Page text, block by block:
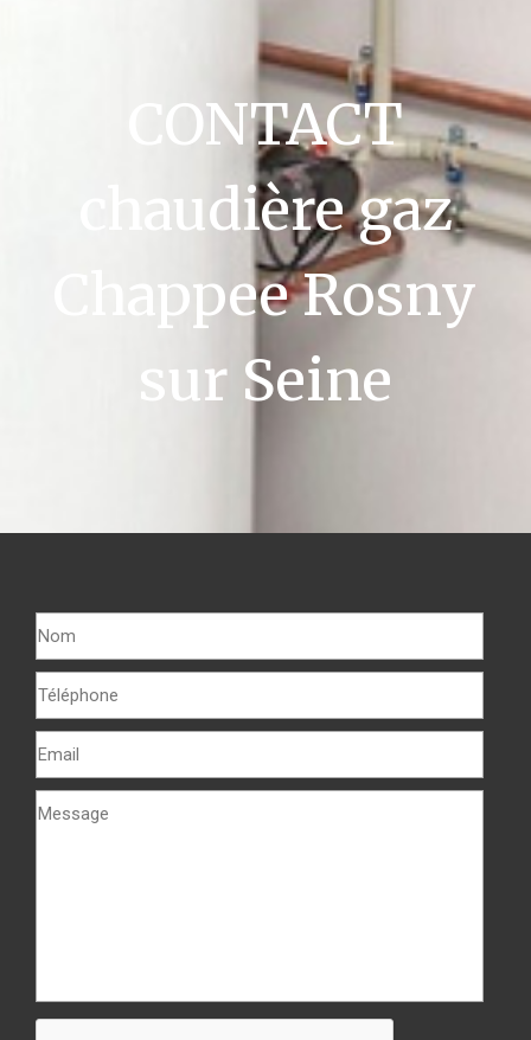
CONTACT
chaudière gaz
Chappee Rosny
sur Seine